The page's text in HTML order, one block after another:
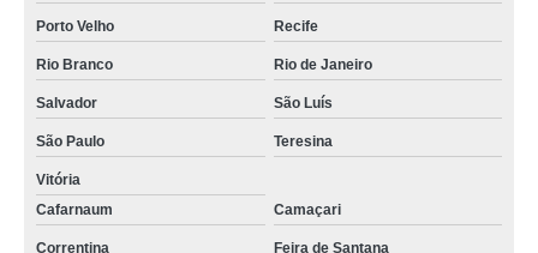
Porto Velho Recife
Rio Branco Rio de Janeiro
Salvador São Luís
São Paulo Teresina
Vitória
Cafarnaum
Camaçari
Correntina Feira de Santana